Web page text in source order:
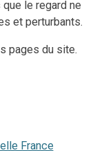
le regard ne
perturbants.
pages du site.
France